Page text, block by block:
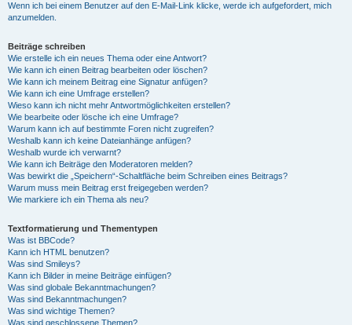
Wenn ich bei einem Benutzer auf den E-Mail-Link klicke, werde ich aufgefordert, mich
anzumelden.
Beiträge schreiben
Wie erstelle ich ein neues Thema oder eine Antwort?
Wie kann ich einen Beitrag bearbeiten oder löschen?
Wie kann ich meinem Beitrag eine Signatur anfügen?
Wie kann ich eine Umfrage erstellen?
Wieso kann ich nicht mehr Antwortmöglichkeiten erstellen?
Wie bearbeite oder lösche ich eine Umfrage?
Warum kann ich auf bestimmte Foren nicht zugreifen?
Weshalb kann ich keine Dateianhänge anfügen?
Weshalb wurde ich verwarnt?
Wie kann ich Beiträge den Moderatoren melden?
Was bewirkt die „Speichern“-Schaltfläche beim Schreiben eines Beitrags?
Warum muss mein Beitrag erst freigegeben werden?
Wie markiere ich ein Thema als neu?
Textformatierung und Thementypen
Was ist BBCode?
Kann ich HTML benutzen?
Was sind Smileys?
Kann ich Bilder in meine Beiträge einfügen?
Was sind globale Bekanntmachungen?
Was sind Bekanntmachungen?
Was sind wichtige Themen?
Was sind geschlossene Themen?